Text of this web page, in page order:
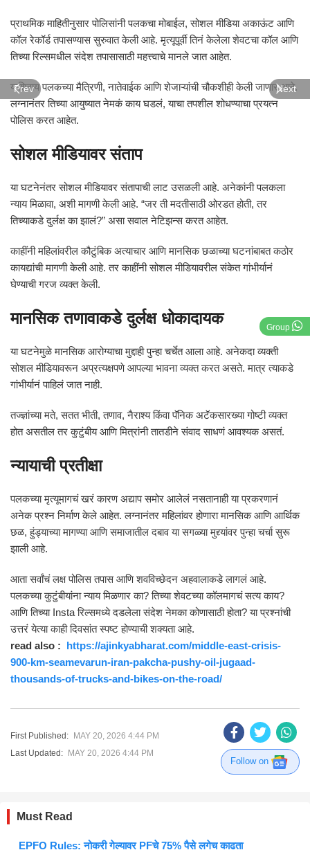
Group
प्राथमिक माहितीनुसार पोलिसांनी पलकचा मोबाईल, सोशल मीडिया अकाऊंट आणि
कॉल रेकॉर्ड तपासण्यास सुरुवात केली आहे. मृत्यूपूर्वी तिनं केलेला शेवटचा कॉल आणि
तिच्या रिल्समधील संदेश तपासासाठी महत्त्वाचे मानले जात आहेत.
याशिवाय पलकच्या मैत्रिणी, नातेवाईक आणि शेजाऱ्यांची चौकशीही केली जाणार आहे.
लग्नानंतर तिच्या आयुष्यात नेमकं काय घडलं, याचा तपशील शोधण्याचा प्रयत्न
पोलिस करत आहेत.
सोशल मीडियावर संताप
या घटनेनंतर सोशल मीडियावर संतापाची लाट उसळली आहे. अनेकांनी पलकला
न्याय मिळावा, अशी मागणी केली आहे. “जर ती मदतीसाठी ओरडत होती, तर
तिच्याकडे दुर्लक्ष का झालं?” असा सवाल नेटिझन्स करत आहेत.
काहींनी महिलांवरील कौटुंबिक अत्याचार आणि मानसिक छळाच्या घटनांबाबत कठोर
कायद्यांची मागणी केली आहे. तर काहींनी सोशल मीडियावरील संकेत गांभीर्यानं
घेण्याची गरज व्यक्त केली.
मानसिक तणावाकडे दुर्लक्ष धोकादायक
या घटनेमुळे मानसिक आरोग्याचा मुद्दाही पुन्हा चर्चेत आला आहे. अनेकदा व्यक्ती
सोशल मीडियावरून अप्रत्यक्षपणे आपल्या भावना व्यक्त करत असते. मात्र त्याकडे
गांभीर्यानं पाहिलं जात नाही.
तज्ज्ञांच्या मते, सतत भीती, तणाव, नैराश्य किंवा पॅनिक अटॅकसारख्या गोष्टी व्यक्त
होत असतील तर कुटुंबीय आणि मित्रांनी तातडीने संवाद साधणं आवश्यक असतं.
न्यायाची प्रतीक्षा
पलकच्या मृत्यूमागचं खरं कारण अद्याप समोर आलेलं नसतानाही या प्रकरणानं
अनेक प्रश्न निर्माण केले आहेत. लग्नानंतर महिलांवर होणारा मानसिक आणि आर्थिक
छळ, हुंड्याच्या मागण्या आणि समाजातील दबाव या सगळ्या मुद्द्यांवर पुन्हा चर्चा सुरू
झाली आहे.
आता सर्वांचं लक्ष पोलिस तपास आणि शवविच्छेदन अहवालाकडे लागलं आहे.
पलकच्या कुटुंबीयांना न्याय मिळणार का? तिच्या शेवटच्या कॉलमागचं सत्य काय?
आणि तिच्या Insta रिल्समध्ये दडलेला संदेश नेमका कोणासाठी होता? या प्रश्नांची
उत्तरं येत्या काही दिवसांत स्पष्ट होण्याची शक्यता आहे.
read also : https://ajinkyabharat.com/middle-east-crisis-
900-km-seamevarun-iran-pakcha-pushy-oil-jugaad-
thousands-of-trucks-and-bikes-on-the-road/
First Published: MAY 20, 2026 4:44 PM
Last Updated: MAY 20, 2026 4:44 PM
Follow on
Prev Next
Must Read
EPFO Rules: नोकरी गेल्यावर PFचे 75% पैसे लगेच काढता